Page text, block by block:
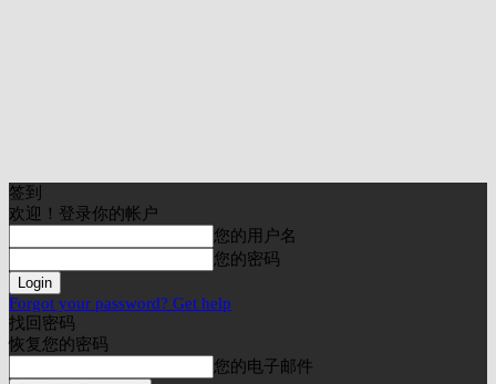
签到
欢迎！登录你的帐户
您的用户名
您的密码
Forgot your password? Get help
找回密码
恢复您的密码
您的电子邮件